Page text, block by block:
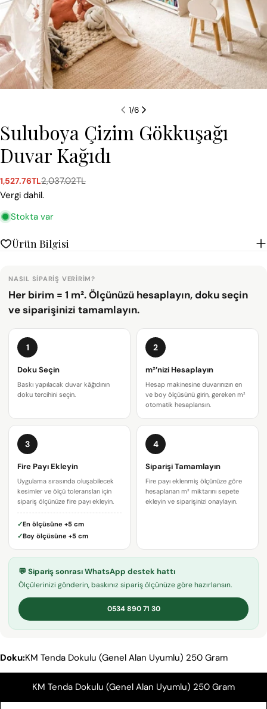
1/6
Suluboya Çizim Gökkuşağı
Duvar Kağıdı
Satış
ücreti
1,527.76TL
Normal
fiyat
2,037.02TL
Vergi dahil.
Stokta var
Ürün Bilgisi
NASIL SIPARIŞ VERIRIM?
Her birim = 1 m². Ölçünüzü hesaplayın, doku seçin
ve siparişinizi tamamlayın.
1
Doku Seçin
Baskı yapılacak duvar kâğıdının
doku tercihini seçin.
2
m²’nizi Hesaplayın
Hesap makinesine duvarınızın en
ve boy ölçüsünü girin, gereken m²
otomatik hesaplansın.
3
Fire Payı Ekleyin
Uygulama sırasında oluşabilecek
kesimler ve ölçü toleransları için
sipariş ölçünüze fire payı ekleyin.
✓En ölçüsüne +5 cm
✓Boy ölçüsüne +5 cm
4
Siparişi Tamamlayın
Fire payı eklenmiş ölçünüze göre
hesaplanan m² miktarını sepete
ekleyin ve siparişinizi onaylayın.
💬 Sipariş sonrası WhatsApp destek hattı
Ölçülerinizi gönderin, baskınız sipariş ölçünüze göre hazırlansın.
0534 890 71 30
Doku:KM Tenda Dokulu (Genel Alan Uyumlu) 250 Gram
KM Tenda Dokulu (Genel Alan Uyumlu) 250 Gram
Bu ürünü paylaş
Paylaş
Facebook'ta
Pinterest'teki
Bir soru sor
Adınız
E-
posta
adresiniz
Telefonunuz
Mesajın